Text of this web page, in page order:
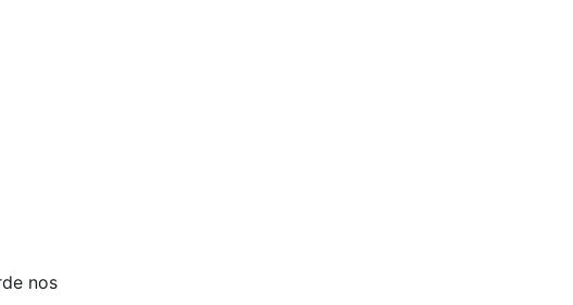
nos